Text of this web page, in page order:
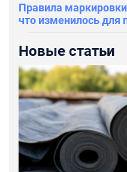
Правила
что изменилось для
Новые статьи